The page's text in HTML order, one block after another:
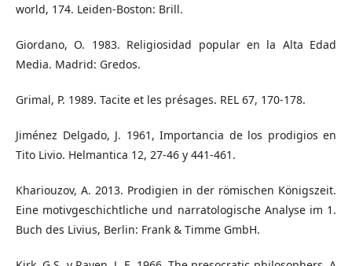
world, 174. Leiden-Boston: Brill.
Giordano, O. 1983. Religiosidad popular en la Alta Edad
Media. Madrid: Gredos.
Grimal, P. 1989. Tacite et les présages. REL 67, 170-178.
Jiménez Delgado, J. 1961, Importancia de los prodigios en
Tito Livio. Helmantica 12, 27-46 y 441-461.
Khariouzov, A. 2013. Prodigien in der römischen Königszeit.
Eine motivgeschichtliche und narratologische Analyse im 1.
Buch des Livius, Berlin: Frank & Timme GmbH.